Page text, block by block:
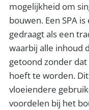
mogelijkheid om
bouwen. Een SPA
gedraagt als een
waarbij alle inhoud
getoond zonder
hoeft te worden.
vloeiendere
voordelen bij het